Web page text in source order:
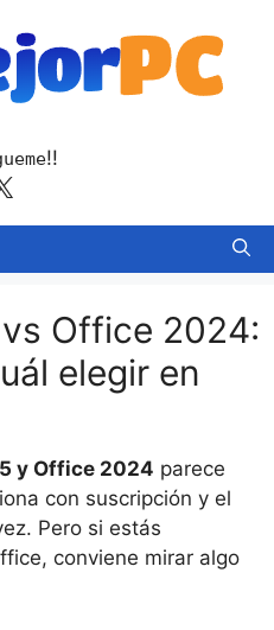
!!
Office 2024:
elegir en
y Office 2024 parece
con suscripción y el
Pero si estás
conviene mirar algo